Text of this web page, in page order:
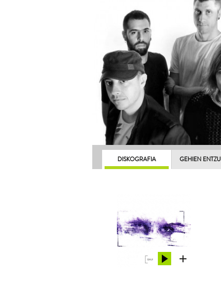
DISKOGRAFIA GEHIEN